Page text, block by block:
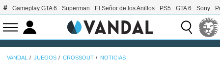
Gameplay GTA 6 Superman El Señor de los Anillos PS5 GTA 6 Sony
VANDAL JUEGOS CROSSOUT NOTICIAS